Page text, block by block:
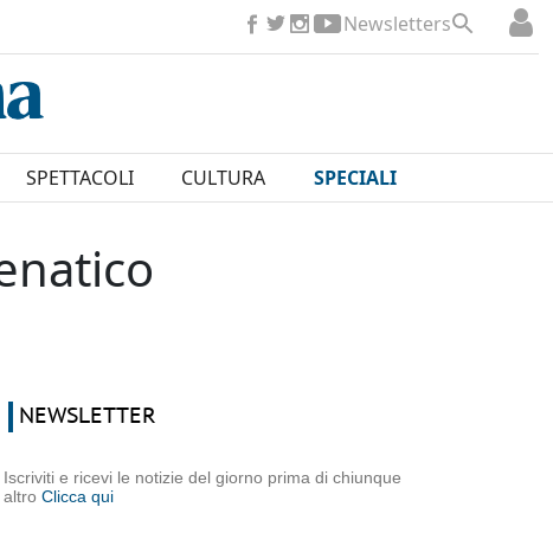
Newsletters
SPETTACOLI CULTURA SPECIALI
NEWSLETTER
Iscriviti e ricevi le notizie del giorno prima di chiunque
altroClicca qui